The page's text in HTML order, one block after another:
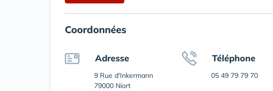
Coordonnées
Adresse
9 Rue d'Inkermann
79000 Niort
Téléphone
05 49 79 79 70